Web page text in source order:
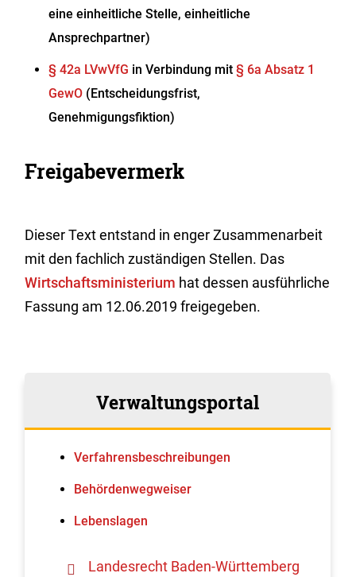
eine einheitliche Stelle, einheitliche
Ansprechpartner)
§ 42a LVwVfG in Verbindung mit§ 6a Absatz 1
GewO (Entscheidungsfrist,
Genehmigungsfiktion)
Freigabevermerk
Dieser Text entstand in enger Zusammenarbeit
mit den fachlich zuständigen Stellen. Das
Wirtschaftsministerium hat dessen ausführliche
Fassung am 12.06.2019 freigegeben.
Verwaltungsportal
Verfahrens­beschreibungen
Behördenwegweiser
Lebenslagen
Landesrecht Baden-Württemberg